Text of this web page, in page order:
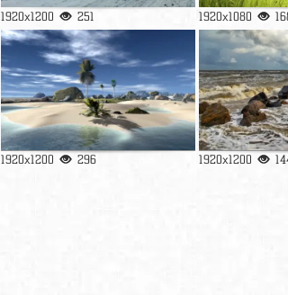
1920x1200 251 1920x1080
1920x1200 296 1920x1200